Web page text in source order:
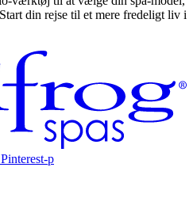
din rejse til et mere fredeligt liv i
Pinterest-p